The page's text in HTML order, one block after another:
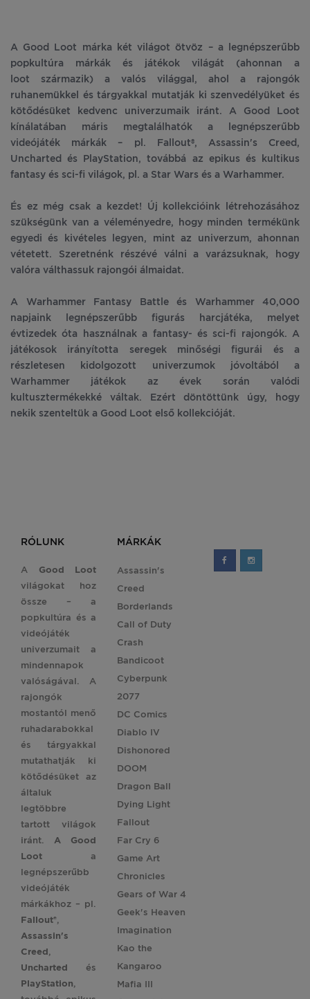
A Good Loot márka két világot ötvöz – a legnépszerűbb
popkultúra márkák és játékok világát (ahonnan a
loot származik) a valós világgal, ahol a rajongók
ruhanemükkel és tárgyakkal mutatják ki szenvedélyüket és
kötődésüket kedvenc univerzumaik iránt. A Good Loot
kínálatában máris megtalálhatók a legnépszerűbb
videójáték márkák – pl. Fallout®, Assassin's Creed,
Uncharted és PlayStation, továbbá az epikus és kultikus
fantasy és sci-fi világok, pl. a Star Wars és a Warhammer.
És ez még csak a kezdet! Új kollekcióink létrehozásához
szükségünk van a véleményedre, hogy minden termékünk
egyedi és kivételes legyen, mint az univerzum, ahonnan
vétetett. Szeretnénk részévé válni a varázsuknak, hogy
valóra válthassuk rajongói álmaidat.
A Warhammer Fantasy Battle és Warhammer 40,000
napjaink legnépszerűbb figurás harcjátéka, melyet
évtizedek óta használnak a fantasy- és sci-fi rajongók. A
játékosok irányította seregek minőségi figurái és a
részletesen kidolgozott univerzumok jóvoltából a
Warhammer játékok az évek során valódi
kultusztermékekké váltak. Ezért döntöttünk úgy, hogy
nekik szenteltük a Good Loot első kollekcióját.
RÓLUNK
A Good Loot
világokat hoz
össze – a
popkultúra és a
videójáték
univerzumait a
mindennapok
valóságával. A
rajongók
mostantól menő
ruhadarabokkal
és tárgyakkal
mutathatják ki
kötődésüket az
általuk
legtöbbre
tartott világok
iránt.A Good
Loot a
legnépszerűbb
videójáték
márkákhoz – pl.
Fallout®,
Assassin's
Creed,
Uncharted és
PlayStation,
MÁRKÁK
Assassin's
Creed
Borderlands
Call of Duty
Crash
Bandicoot
Cyberpunk
2077
DC Comics
Diablo IV
Dishonored
DOOM
Dragon Ball
Dying Light
Fallout
Far Cry 6
Game Art
Chronicles
Gears of War 4
Geek's Heaven
Imagination
Kao the
Kangaroo
Mafia III